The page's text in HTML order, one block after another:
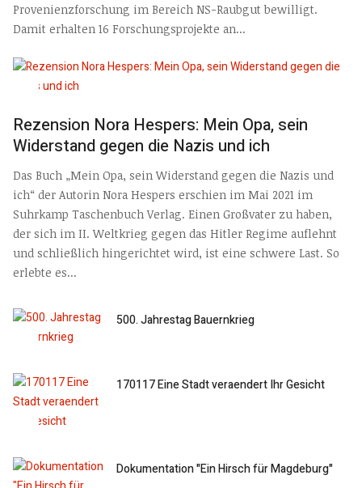
Provenienzforschung im Bereich NS-Raubgut bewilligt.
Damit erhalten 16 Forschungsprojekte an...
Rezension Nora Hespers: Mein Opa, sein
Widerstand gegen die Nazis und ich
Das Buch „Mein Opa, sein Widerstand gegen die Nazis und
ich“ der Autorin Nora Hespers erschien im Mai 2021 im
Suhrkamp Taschenbuch Verlag. Einen Großvater zu haben,
der sich im II. Weltkrieg gegen das Hitler Regime auflehnt
und schließlich hingerichtet wird, ist eine schwere Last. So
erlebte es...
500. Jahrestag Bauernkrieg
170117 Eine Stadt veraendert Ihr Gesicht
Dokumentation "Ein Hirsch für Magdeburg"